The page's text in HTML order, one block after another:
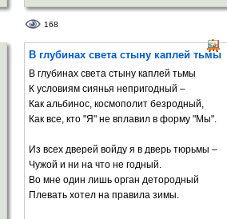
Племяш, я за себя здесь постою и сам –
Ведь город наш прифронтовой на карте,
И здесь война… А вы там кости парьте,
И ждите, когда вас сожрёт ислам.
Он молодой и подлый, уж поверь!
Мы перед ним хотим захлопнуть дверь.
168
В глубинах света стыну каплей тьмы
В глубинах света стыну каплей тьмы
К условиям сиянья непригодный –
Как альбинос, космополит безродный,
Как все, кто "Я" не вплавил в форму "Мы".
Из всех дверей войду я в дверь тюрьмы –
Чужой и ни на что не годный.
Во мне один лишь орган детородный
Плевать хотел на правила зимы.